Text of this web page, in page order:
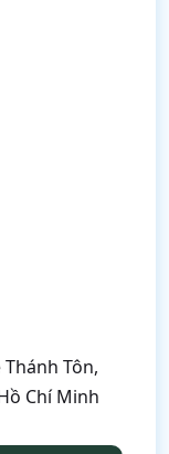
Thánh Tôn,
Chí Minh